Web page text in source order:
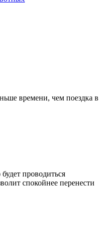
времени, чем поездка в
проводиться
спокойнее перенести